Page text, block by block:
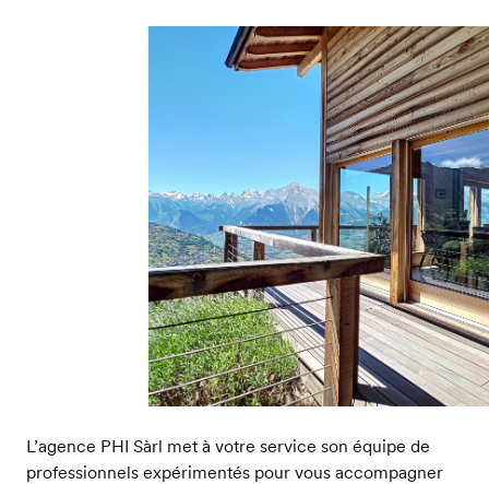
L’agence PHI Sàrl met à votre service son équipe de
professionnels expérimentés pour vous accompagner